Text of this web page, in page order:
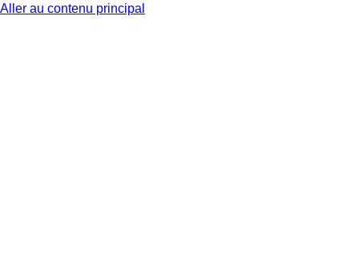
Aller au contenu principal